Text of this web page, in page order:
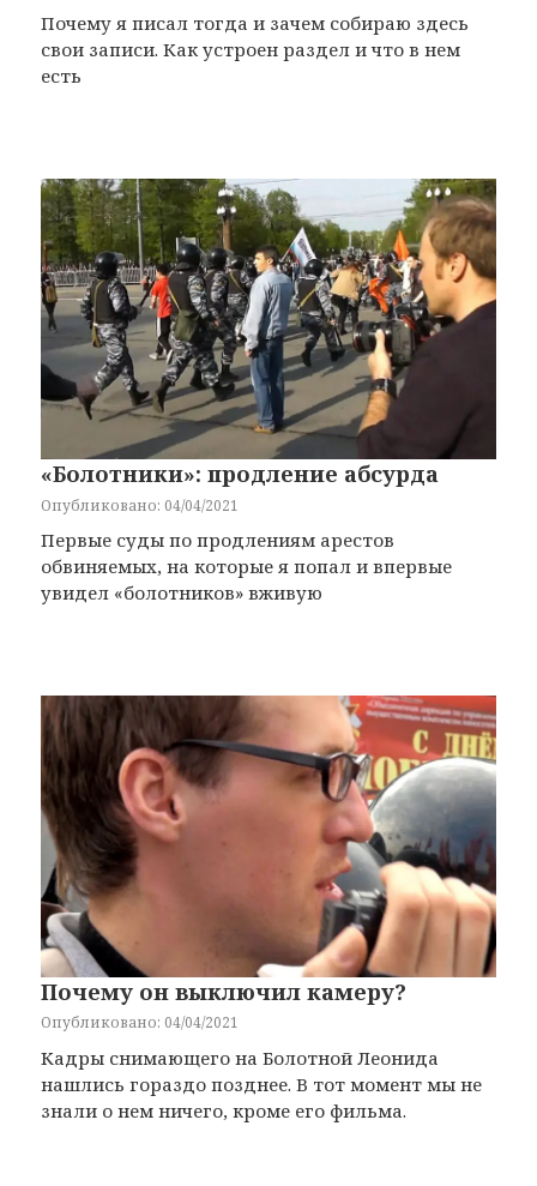
Почему я писал тогда и зачем собираю здесь
свои записи. Как устроен раздел и что в нем
есть
«Болотники»: продление абсурда
Опубликовано: 04/04/2021
Первые суды по продлениям арестов
обвиняемых, на которые я попал и впервые
увидел «болотников» вживую
Почему он выключил камеру?
Опубликовано: 04/04/2021
Кадры снимающего на Болотной Леонида
нашлись гораздо позднее. В тот момент мы не
знали о нем ничего, кроме его фильма.